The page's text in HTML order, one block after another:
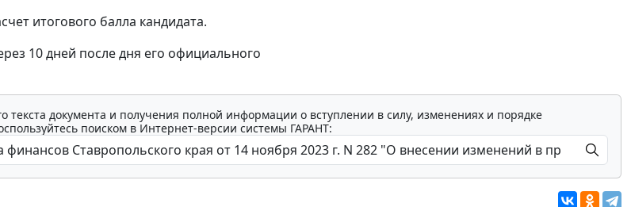
итогового балла кандидата.
10 дней после дня его официального
текста документа и получения полной информации о вступлении в силу, изменениях и порядке
поиском в Интернет-версии системы ГАРАНТ: